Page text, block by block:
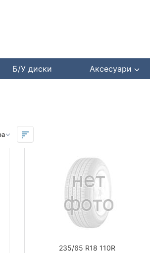
Б/У диски Аксесуари
235/65 R18 110R